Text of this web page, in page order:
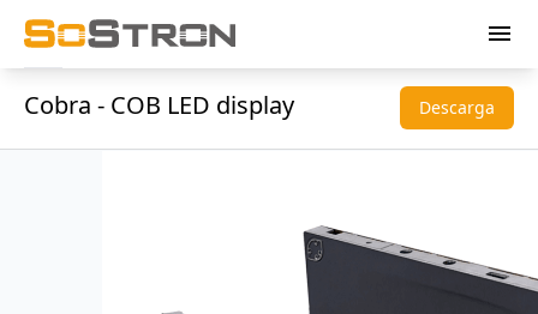
menu
Cobra - COB LED display Descarga